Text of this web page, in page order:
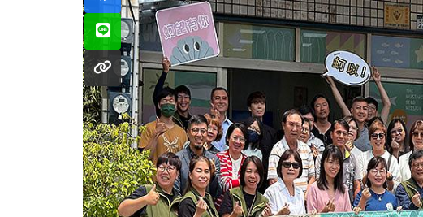
航太認證機構推化高市勞工局勞教生活中心職人分享講座 電商
創辦人森田談創業破框思維